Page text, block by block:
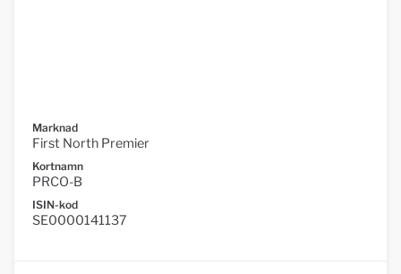
Marknad
First North Premier
Kortnamn
PRCO-B
ISIN-kod
SE0000141137